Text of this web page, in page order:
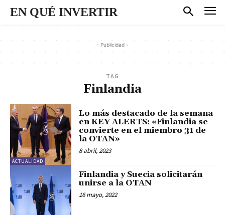
EN QUÉ INVERTIR
- Publicidad -
TAG
Finlandia
ACTUALIDAD
Lo más destacado de la semana
en KEY ALERTS: «Finlandia se
convierte en el miembro 31 de
la OTAN»
8 abril, 2023
Finlandia y Suecia solicitarán
unirse a la OTAN
16 mayo, 2022